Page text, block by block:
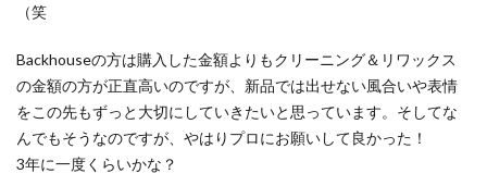
（笑
Backhouseの方は購入した金額よりもクリーニング＆リワックス
の金額の方が正直高いのですが、新品では出せない風合いや表情
をこの先もずっと大切にしていきたいと思っています。そしてな
んでもそうなのですが、やはりプロにお願いして良かった！
3年に一度くらいかな？